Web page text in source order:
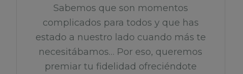
Sabemos que son momentos
complicados para todos y que has
estado a nuestro lado cuando más te
necesitábamos… Por eso, queremos
premiar tu fidelidad ofreciéndote